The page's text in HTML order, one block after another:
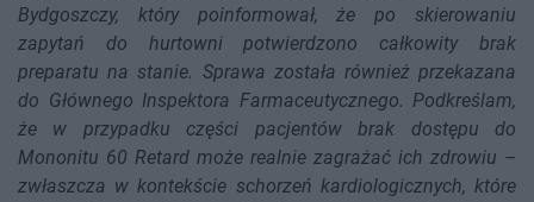
Bydgoszczy, który poinformował, że po skierowaniu
zapytań do hurtowni potwierdzono całkowity brak
preparatu na stanie. Sprawa została również przekazana
do Głównego Inspektora Farmaceutycznego. Podkreślam,
że w przypadku części pacjentów brak dostępu do
Mononitu 60 Retard może realnie zagrażać ich zdrowiu –
zwłaszcza w kontekście schorzeń kardiologicznych, które